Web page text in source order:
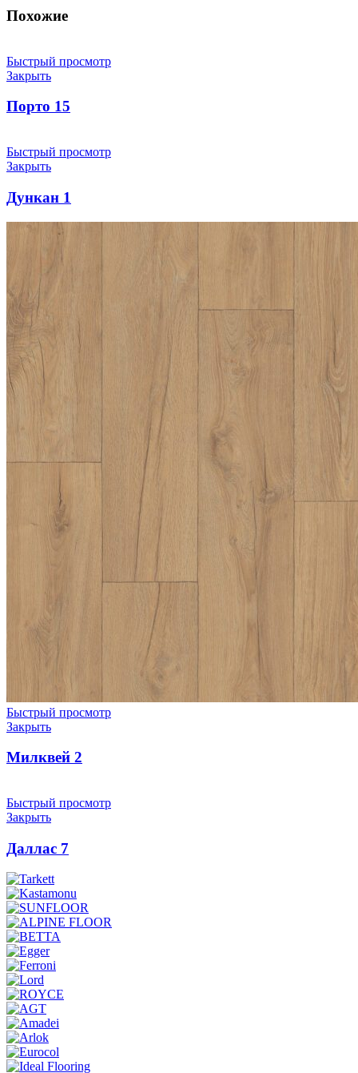
Похожие
Быстрый просмотр
Закрыть
Порто 15
Быстрый просмотр
Закрыть
Дункан 1
Быстрый просмотр
Закрыть
Милквей 2
Быстрый просмотр
Закрыть
Даллас 7